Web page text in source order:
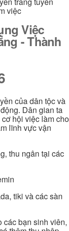
việc
Việc
- Thành
của dân tộc và
Dân gian ta
hội việc làm cho
lĩnh vực vận
thu ngân tại các
tiki và các sàn
các bạn sinh viên,